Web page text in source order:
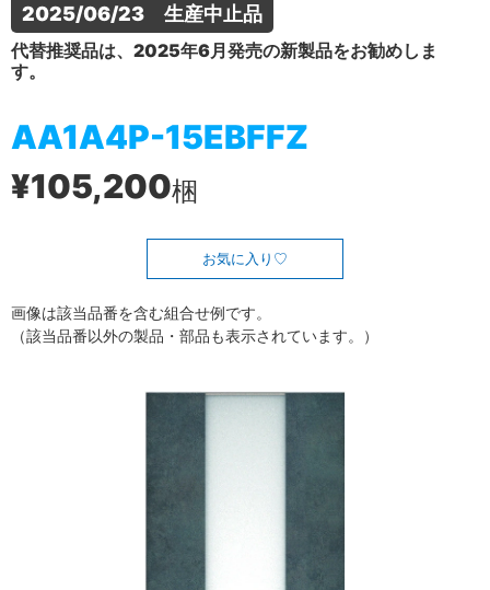
2025/06/23　生産中止品
代替推奨品は、2025年6月発売の新製品をお勧めしま
す。
AA1A4P-15EBFFZ
¥105,200梱
お気に入り
画像は該当品番を含む組合せ例です。
（該当品番以外の製品・部品も表示されています。）